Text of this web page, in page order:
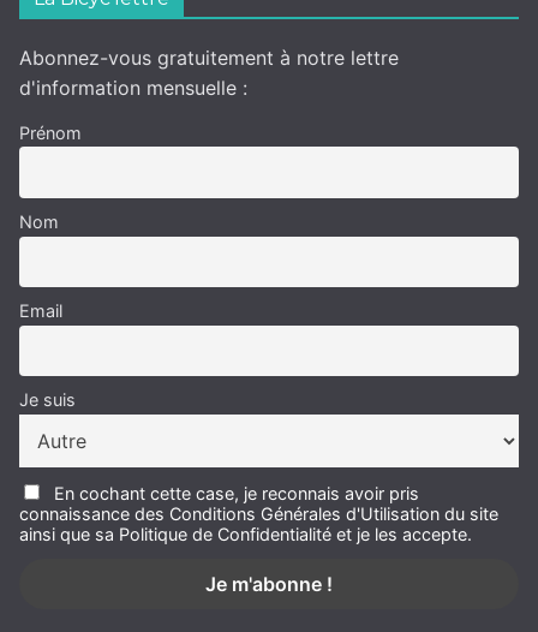
Abonnez-vous gratuitement à notre lettre
d'information mensuelle :
Prénom
Nom
Email
Je suis
En cochant cette case, je reconnais avoir pris
connaissance des Conditions Générales d'Utilisation du site
ainsi que sa Politique de Confidentialité et je les accepte.